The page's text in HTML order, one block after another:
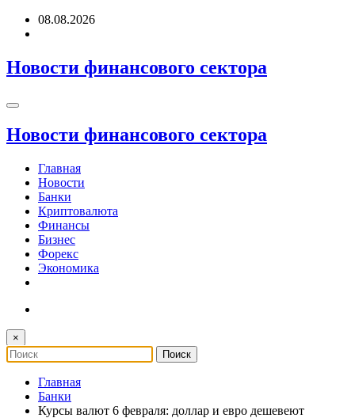
Перейти08.08.2026
Новости финансового сектора
Новости финансового сектора
Главная
Новости
Банки
Криптовалюта
Финансы
Бизнес
Форекс
Экономика
×
Главная
Банки
Курсы валют 6 февраля: доллар и евро дешевеют